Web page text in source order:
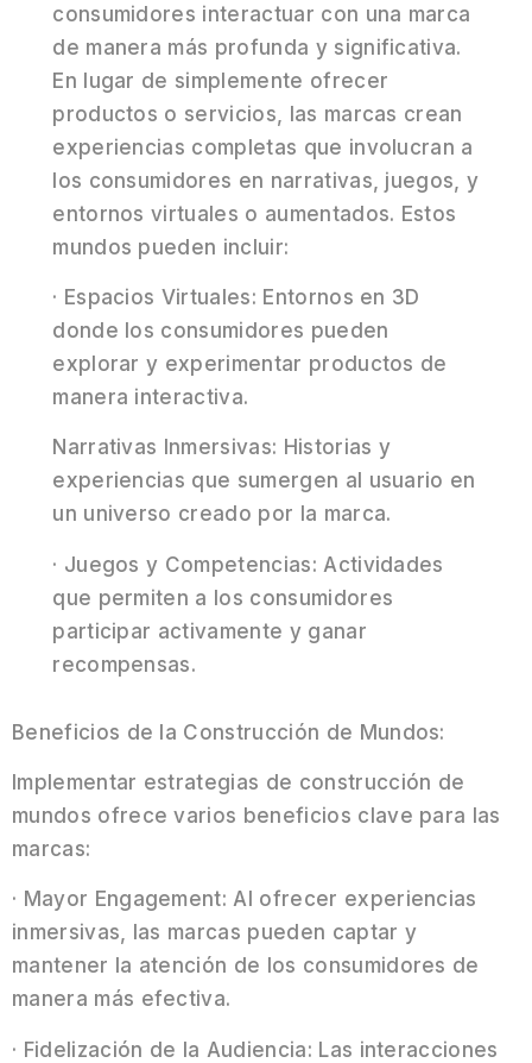
consumidores interactuar con una marca
de manera más profunda y significativa.
En lugar de simplemente ofrecer
productos o servicios, las marcas crean
experiencias completas que involucran a
los consumidores en narrativas, juegos, y
entornos virtuales o aumentados. Estos
mundos pueden incluir:
· Espacios Virtuales: Entornos en 3D
donde los consumidores pueden
explorar y experimentar productos de
manera interactiva.
Narrativas Inmersivas: Historias y
experiencias que sumergen al usuario en
un universo creado por la marca.
· Juegos y Competencias: Actividades
que permiten a los consumidores
participar activamente y ganar
recompensas.
Beneficios de la Construcción de Mundos:
Implementar estrategias de construcción de
mundos ofrece varios beneficios clave para las
marcas:
· Mayor Engagement: Al ofrecer experiencias
inmersivas, las marcas pueden captar y
mantener la atención de los consumidores de
manera más efectiva.
· Fidelización de la Audiencia: Las interacciones